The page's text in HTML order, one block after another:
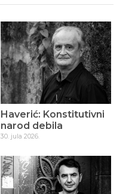
Haverić: Konstitutivni
narod debila
30. jula 2026.